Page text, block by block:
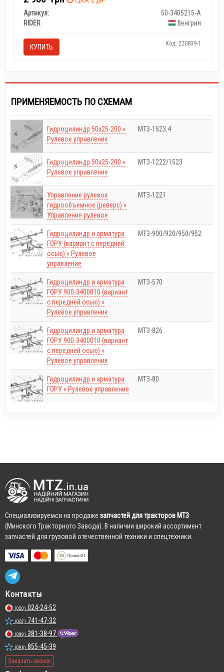
Артикул:
50-3405215-А
RIDER
Венгрия
КУПИТЬ Код: 220839-1
ПРИМЕНЯЕМОСТЬ ПО СХЕМАМ
Гидроцилиндр 50x25-200 »
Рулевое управление
МТЗ-1523.4
Гидроцилиндр 50x25-200 »
Рулевое управление
МТЗ-1222/1523
Управление рулевое
гидрообъемное (реверс) »
Управление рулевое
МТЗ-1221
Гидроцилиндр и арматура
ГОРУ (вариант с передней
осью) » Рулевое
управление
МТЗ-900/920/950/952
Гидроцилиндр и арматура
ГОРУ 900-3400010 (вариант
с передней осью) »
Рулевое управление
МТЗ-570
Гидроцилиндр и арматура
ГОРУ 900-3400010 (вариант
с передней осью) »
Рулевое управление
МТЗ-826
Гидроцилиндр и арматура
ГОРУ » Рулевое управление
МТЗ-80
Cпециализируемся на продаже запчастей для тракторов МТЗ
(Минского Тракторного Завода). В наличии широкий ассортимент
запчастей для грузовой отечественной техники и спецтехники.
Контакты
(050) 024-24-52
(067) 741-47-32
(099) 381-38-97
(096) 855-45-39
Заказать звонок